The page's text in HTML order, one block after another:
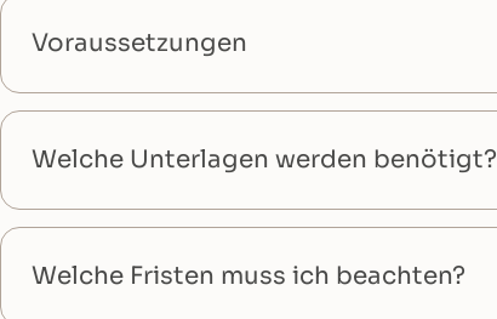
Voraussetzungen
Welche Unterlagen werden benötigt?
Welche Fristen muss ich beachten?